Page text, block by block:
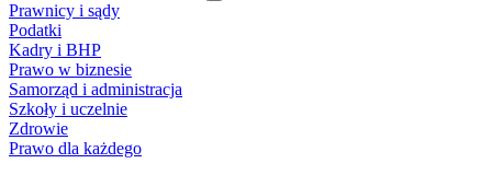
Prawnicy i sądy
Podatki
Kadry i BHP
Prawo w biznesie
Samorząd i administracja
Szkoły i uczelnie
Zdrowie
Prawo dla każdego